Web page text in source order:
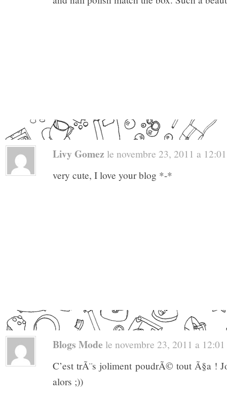
Livy Gomez le novembre 23, 2011 a
very cute, I love your blog *-*
Blogs Mode le novembre 23, 2011 a
C’est trÃ¨s joliment poudrÃ© tout Ã§a !
alors ;))